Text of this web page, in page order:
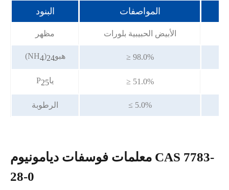
البنود المواصفات
مظهر الأبيض الحبيبية بلورات
(NH4)2 هبو4 ≥ 98.0%
P2 يا5 ≥ 51.0%
الرطوبة ≤ 5.0%
معلمات فوسفات ديامونيوم CAS 7783-
28-0